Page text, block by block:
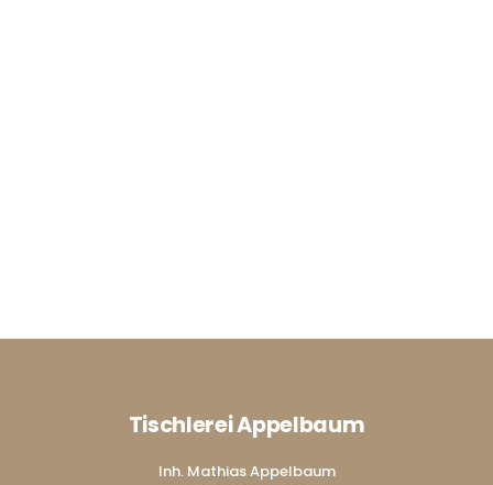
Tischlerei Appelbaum
Inh. Mathias Appelbaum